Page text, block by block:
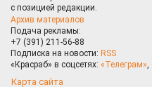
с позицией редакции.
Архив материалов
Подача рекламы:
+7 (391) 211-56-88
Подписка на новости: RSS
«Красраб» в соцсетях: «Телеграм»
Карта сайта